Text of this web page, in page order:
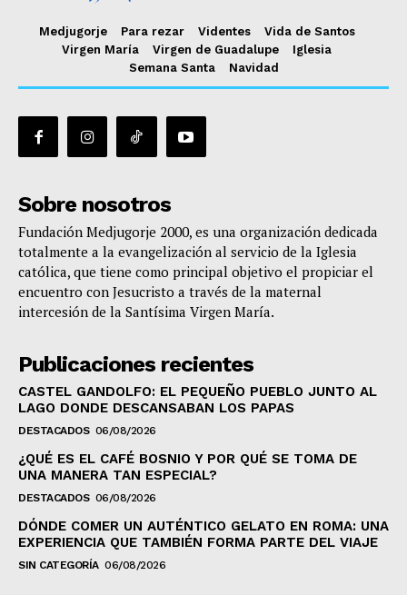
Medjugorje Para rezar Videntes
Vida de Santos
Virgen María
Virgen de Guadalupe
Iglesia
Semana Santa
Navidad
Sobre nosotros
Fundación Medjugorje 2000, es una organización dedicada
totalmente a la evangelización al servicio de la Iglesia
católica, que tiene como principal objetivo el propiciar el
encuentro con Jesucristo a través de la maternal
intercesión de la Santísima Virgen María.
Publicaciones recientes
CASTEL GANDOLFO: EL PEQUEÑO PUEBLO JUNTO AL
LAGO DONDE DESCANSABAN LOS PAPAS
DESTACADOS 06/08/2026
¿QUÉ ES EL CAFÉ BOSNIO Y POR QUÉ SE TOMA DE
UNA MANERA TAN ESPECIAL?
DESTACADOS 06/08/2026
DÓNDE COMER UN AUTÉNTICO GELATO EN ROMA: UNA
EXPERIENCIA QUE TAMBIÉN FORMA PARTE DEL VIAJE
SIN CATEGORÍA 06/08/2026